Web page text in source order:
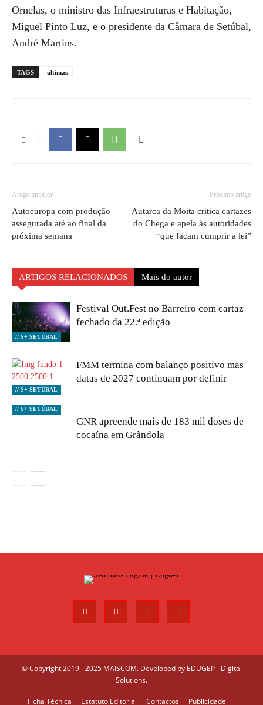
Ornelas, o ministro das Infraestruturas e Habitação,
Miguel Pinto Luz, e o presidente da Câmara de Setúbal,
André Martins.
TAGS ultimas
Artigo anterior
Autoeuropa com produção
assegurada até ao final da
próxima semana
Próximo artigo
Autarca da Moita critica cartazes
do Chega e apela às autoridades
“que façam cumprir a lei”
ARTIGOS RELACIONADOS Mais do autor
// S+ SETÚBAL
Festival Out.Fest no Barreiro com cartaz
fechado da 22.ª edição
// S+ SETÚBAL
FMM termina com balanço positivo mas
datas de 2027 continuam por definir
// S+ SETÚBAL
GNR apreende mais de 183 mil doses de
cocaína em Grândola
© Copyright 2019 - 2025 MAISCOM. Developed by EDUGEP - Digital
Solutions.
Ficha Técnica Estatuto Editorial Contactos Publicidade